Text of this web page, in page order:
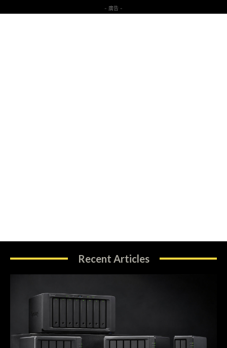
- 廣告 -
Recent Articles